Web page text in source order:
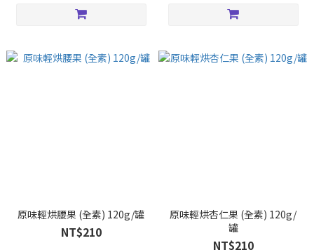
原味輕烘腰果 (全素) 120g/罐
NT$210
原味輕烘杏仁果 (全素) 120g/
罐
NT$210